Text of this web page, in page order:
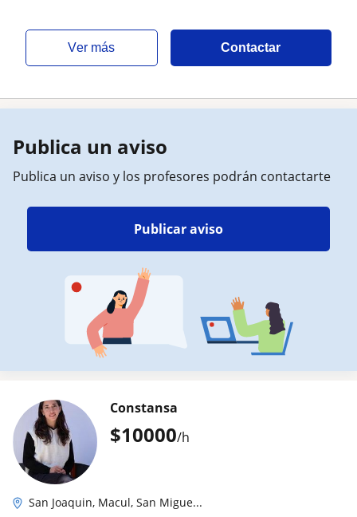
ver más Contactar
Publica un aviso
Publica un aviso y los profesores podrán contactarte
Publicar aviso
$10000/h
Constansa
San Joaquin, Macul, San Migue...